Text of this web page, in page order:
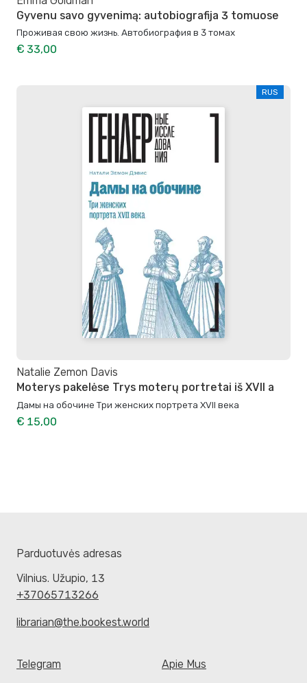
Gyvenu savo gyvenimą: autobiografija 3 tomuose
Проживая свою жизнь. Автобиография в 3 томах
€ 33,00
RUS
Natalie Zemon Davis
Moterys pakelėse Trys moterų portretai iš XVII a
Дамы на обочине Три женских портрета XVII века
€ 15,00
Parduotuvės adresas
Vilnius. Užupio, 13
+37065713266
librarian@the.bookest.world
Telegram Apie Mus